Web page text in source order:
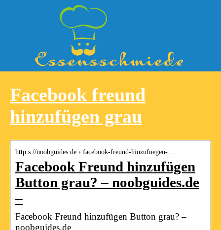
Facebook freund
hinzufügen grau
http s://noobguides.de › facebook-freund-hinzufuegen-…
Facebook Freund hinzufügen
Button grau? – noobguides.de
–
Facebook Freund hinzufügen Button grau? –
noobguides.de